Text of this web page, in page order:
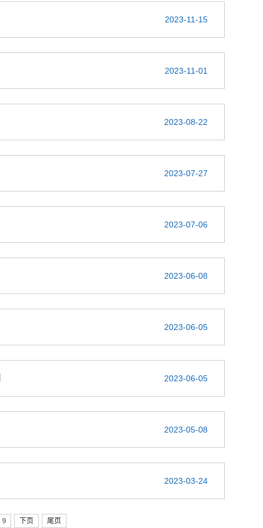
2023-11-15
2023-11-01
2023-08-22
2023-07-27
2023-07-06
2023-06-08
2023-06-05
2023-06-05
2023-05-08
2023-03-24
9 下页 尾页